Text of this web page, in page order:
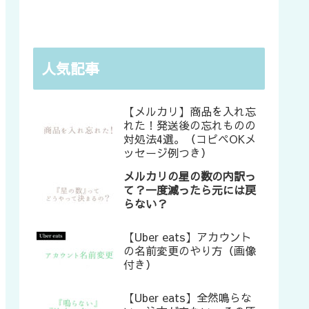
人気記事
【メルカリ】商品を入れ忘
れた！発送後の忘れものの
対処法4選。（コピペOKメ
ッセージ例つき）
メルカリの星の数の内訳っ
て？一度減ったら元には戻
らない？
【Uber eats】アカウント
の名前変更のやり方（画像
付き）
【Uber eats】全然鳴らな